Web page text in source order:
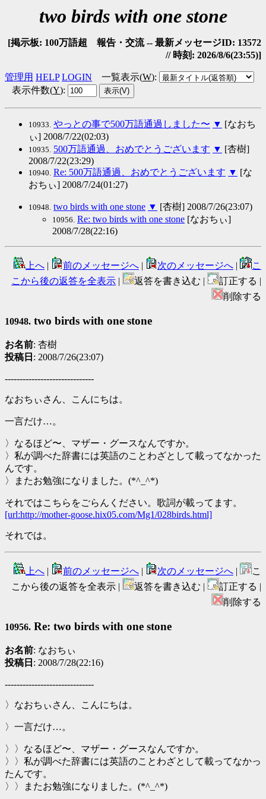
two birds with one stone
[掲示板: 100万語超 報告・交流 -- 最新メッセージID: 13572
// 時刻: 2026/8/6(23:55)]
管理用 HELP LOGIN 一覧表示(W):
表示件数(Y):
10933. やっとの事で500万語通過しました〜 ▼ [なおち
ぃ] 2008/7/22(02:03)
10935. 500万語通過、おめでとうございます ▼ [杏樹]
2008/7/22(23:29)
10940. Re: 500万語通過、おめでとうございます ▼ [な
おちぃ] 2008/7/24(01:27)
10948. two birds with one stone ▼ [杏樹] 2008/7/26(23:07)
10956. Re: two birds with one stone [なおちぃ]
2008/7/28(22:16)
上へ | 前のメッセージへ | 次のメッセージへ |
こ
こから後の返答を全表示 | 返答を書き込む |
訂正する |
削除する
10948. two birds with one stone
お名前: 杏樹
投稿日 : 2008/7/26(23:07)
------------------------------
なおちぃさん、こんにちは。
一言だけ…。
〉なるほど〜、マザー・グースなんですか。
〉私が調べた辞書には英語のことわざとして載ってなかった
んです。
〉またお勉強になりました。(*^_^*)
それではこちらをごらんください。歌詞が載ってます。
[url:http://mother-goose.hix05.com/Mg1/028birds.html]
それでは。
上へ | 前のメッセージへ | 次のメッセージへ |
こ
こから後の返答を全表示 |
返答を書き込む |
訂正する |
削除する
10956. Re: two birds with one stone
お名前: なおちぃ
投稿日 : 2008/7/28(22:16)
------------------------------
〉なおちぃさん、こんにちは。
〉一言だけ…。
〉〉なるほど〜、マザー・グースなんですか。
〉〉私が調べた辞書には英語のことわざとして載ってなかっ
たんです。
〉〉またお勉強になりました。(*^_^*)